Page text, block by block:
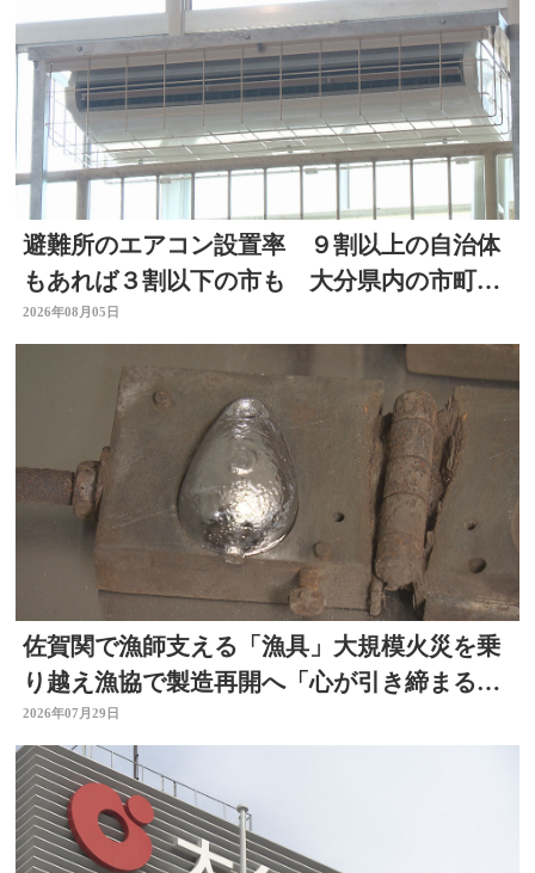
避難所のエアコン設置率 ９割以上の自治体
もあれば３割以下の市も 大分県内の市町村
を調査
2026年08月05日
佐賀関で漁師支える「漁具」大規模火災を乗
り越え漁協で製造再開へ「心が引き締まる」
大分
2026年07月29日